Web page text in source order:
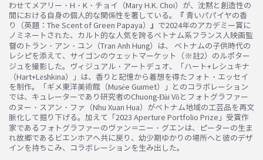
わせてメアリー・H・K・チョイ（Mary H.K. Choi）が、沈黙と創造性の
間における自身の個人的な関係性を著している。『 青いパパイヤの香
り（英題：The Scent of Green Papaya）』で2024年のアカデミー賞に
ノミネートされた、カルト的な人気を誇るベトナム系フランス人映画監
督のトラン・アン・ユン（Tran Anh Hung）は、 ベトナムの子供時代の
レシピを添えて、サイゴンのウェットマーケット（※註2）のルポター
ジュを撮影した。ヴィジュアル・アートデュオ、「ハート+レシュキナ
（Hart+Lëshkina）」は、香りと記憶から着想を得たフォト・エッセイ
を制作。「ギメ東洋美術館（Musée Guimet）」とのコラボレーション
では、キュレーターであり研究者のChuong-Đài Võとフォトグラファー
のヌー・スアン・ファ（Nhu Xuan Hua）がベトナム地域の工芸品を再文
脈化して掘り下げる。加えて「2023 Aperture Portfolio Prize」受賞作
家であるフォトグラファーのヴァン＝ニー・グエンは、ピーターの生ま
れ故郷であるビエンホアへ共に戻り、幼少期ゆかりの場所へと彼のデザ
インを持ちこみ、コラボレーションを生み出した。
お買い物を続ける カートへ進む